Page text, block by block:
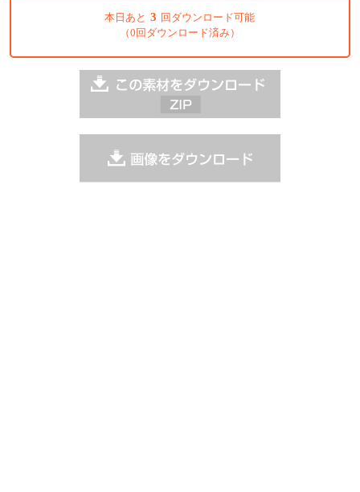
本日あと 3 回ダウンロード可能
（0回ダウンロード済み）